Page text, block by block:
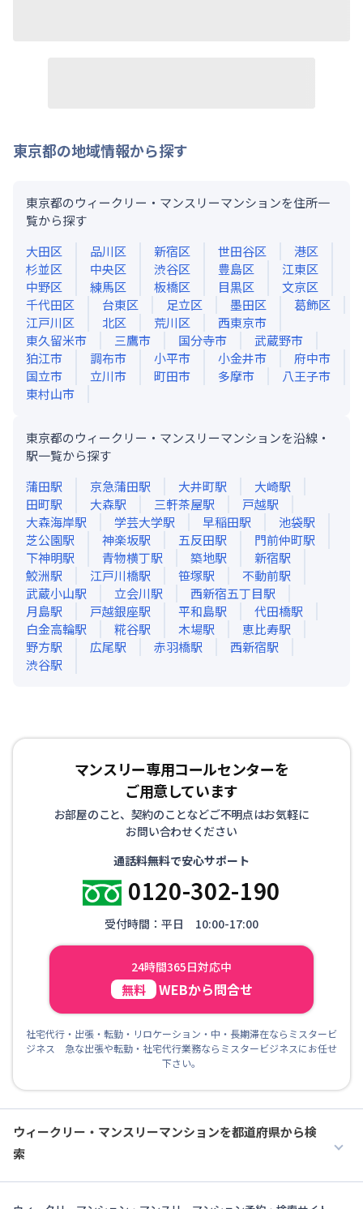
東京都の地域情報から探す
東京都のウィークリー・マンスリーマンションを住所一
覧から探す
大田区
品川区 新宿区 世田谷区
港区
杉並区
中央区 渋谷区 豊島区
江東区
中野区
練馬区 板橋区 目黒区
文京区
千代田区
台東区 足立区 墨田区
葛飾区
江戸川区
北区 荒川区
西東京市
東久留米市
三鷹市 国分寺市
武蔵野市
狛江市
調布市 小平市 小金井市
府中市
国立市
立川市 町田市 多摩市
八王子市
東村山市
東京都のウィークリー・マンスリーマンションを沿線・
駅一覧から探す
蒲田駅 京急蒲田駅 大井町駅 大崎駅
田町駅 大森駅 三軒茶屋駅 戸越駅
大森海岸駅 学芸大学駅 早稲田駅 池袋駅
芝公園駅 神楽坂駅 五反田駅 門前仲町駅
下神明駅 青物横丁駅 築地駅 新宿駅
鮫洲駅 江戸川橋駅 笹塚駅 不動前駅
武蔵小山駅 立会川駅 西新宿五丁目駅
月島駅 戸越銀座駅 平和島駅 代田橋駅
白金高輪駅 糀谷駅 木場駅 恵比寿駅
野方駅 広尾駅 赤羽橋駅 西新宿駅
渋谷駅
マンスリー専用コールセンターを
ご用意しています
お部屋のこと、契約のことなどご不明点はお気軽に
お問い合わせください
通話料無料で安心サポート
0120-302-190
受付時間：平日 10:00-17:00
24時間365日対応中
無料 WEBから問合せ
社宅代行・出張・転勤・リロケーション・中・長期滞在ならミスタービ
ジネス 急な出張や転勤・社宅代行業務ならミスタービジネスにお任せ
下さい。
ウィークリー・マンスリーマンションを都道府県から検
索